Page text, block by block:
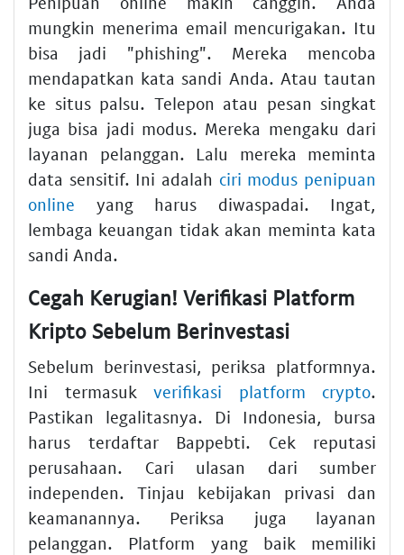
mungkin menerima email mencurigakan. Itu
bisa jadi "phishing". Mereka mencoba
mendapatkan kata sandi Anda. Atau tautan
ke situs palsu. Telepon atau pesan singkat
juga bisa jadi modus. Mereka mengaku dari
layanan pelanggan. Lalu mereka meminta
data sensitif. Ini adalah ciri modus penipuan
online yang harus diwaspadai. Ingat,
lembaga keuangan tidak akan meminta kata
sandi Anda.
Cegah Kerugian! Verifikasi Platform
Kripto Sebelum Berinvestasi
Sebelum berinvestasi, periksa platformnya.
Ini termasuk verifikasi platform crypto.
Pastikan legalitasnya. Di Indonesia, bursa
harus terdaftar Bappebti. Cek reputasi
perusahaan. Cari ulasan dari sumber
independen. Tinjau kebijakan privasi dan
keamanannya. Periksa juga layanan
pelanggan. Platform yang baik memiliki